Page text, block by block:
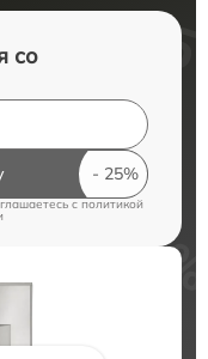
со
c политикой